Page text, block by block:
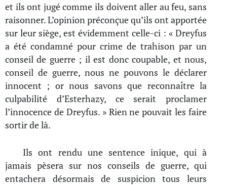
et ils ont jugé comme ils doivent aller au feu, sans
raisonner. L’opinion préconçue qu’ils ont apportée
sur leur siège, est évidemment celle-ci : « Dreyfus
a été condamné pour crime de trahison par un
conseil de guerre ; il est donc coupable, et nous,
conseil de guerre, nous ne pouvons le déclarer
innocent ; or nous savons que reconnaître la
culpabilité d’Esterhazy, ce serait proclamer
l’innocence de Dreyfus. » Rien ne pouvait les faire
sortir de là.
Ils ont rendu une sentence inique, qui à
jamais pèsera sur nos conseils de guerre, qui
entachera désormais de suspicion tous leurs